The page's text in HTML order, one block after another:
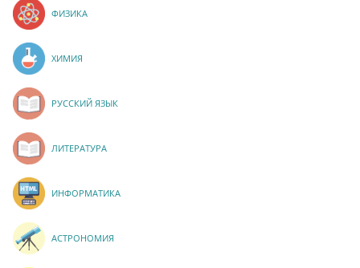
ФИЗИКА
ХИМИЯ
РУССКИЙ ЯЗЫК
ЛИТЕРАТУРА
ИНФОРМАТИКА
АСТРОНОМИЯ